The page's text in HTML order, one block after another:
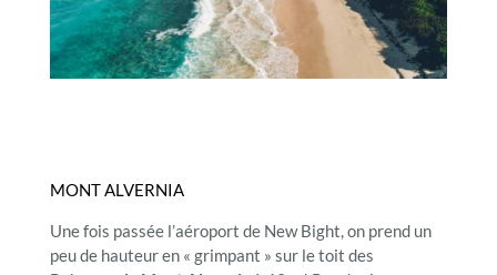
MONT ALVERNIA
Une fois passée l’aéroport de New Bight, on prend un
peu de hauteur en « grimpant » sur le toit des